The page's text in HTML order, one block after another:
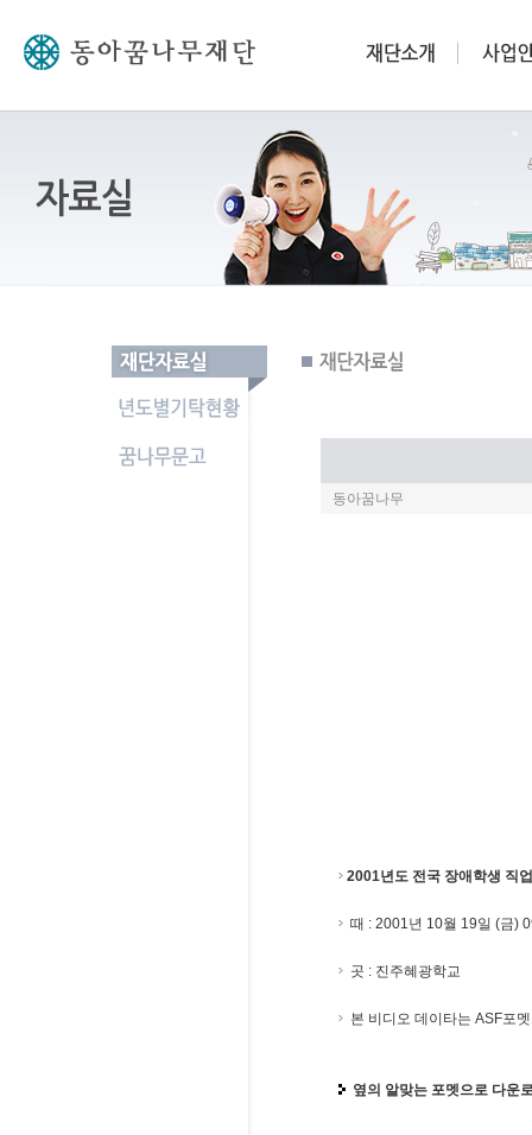
동아꿈나무
2001년도 전국 장애학생 직
때 : 2001년 10월 19일 (금)
곳 : 진주혜광학교
본 비디오 데이타는 ASF포
옆의 알맞는 포멧으로 다운